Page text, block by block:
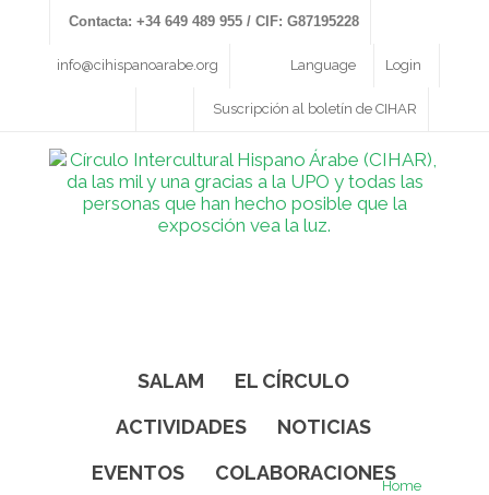
Contacta: +34 649 489 955 / CIF: G87195228
info@cihispanoarabe.org Login
Language
Suscripción al boletín de CIHAR
SALAM
EL CÍRCULO
ACTIVIDADES
NOTICIAS
EVENTOS
COLABORACIONES
Home